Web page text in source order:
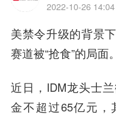
2022-10-26 14:04
美禁令升级的背景
赛道被“抢食”的局面。
近日，IDM龙头士
金不超过65亿元，